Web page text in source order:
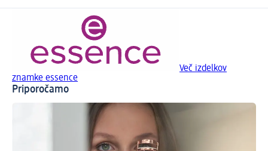
Več izdelkov
znamke essence
Priporočamo